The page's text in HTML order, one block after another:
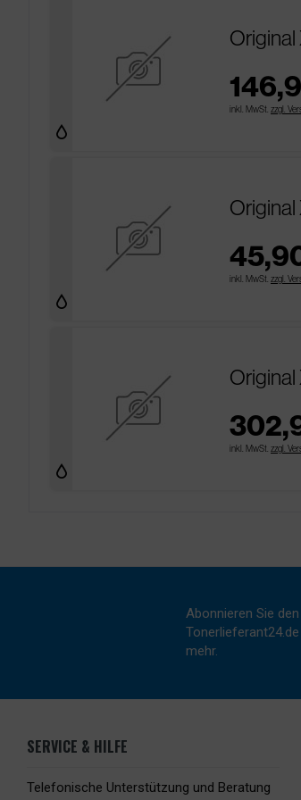
inkl. MwSt. zzgl.
inkl. MwSt. zzgl.
Original
inkl. MwSt. zzgl.
Abonnieren Sie
mehr.
SERVICE & HILFE
Telefonische Unterstützung und Beratung